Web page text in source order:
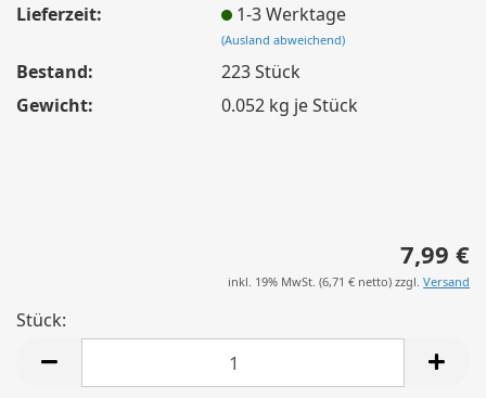
Lieferzeit:
1-3 Werktage
(Ausland abweichend)
Bestand: 223Stück
Gewicht:
0.052 kg je Stück
7,99 €
inkl. 19% MwSt. (6,71 € netto) zzgl. Versand
Stück: